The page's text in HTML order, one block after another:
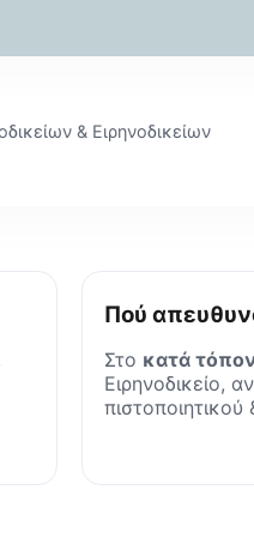
& Ειρηνοδικείων
Πού
Στο κατά
Ειρηνοδικείο,